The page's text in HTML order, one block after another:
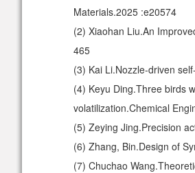
Materials.2025 :e20574
(2) Xiaohan Liu.An
465
(3) Kai Li.Nozzle-driven
(4) Keyu Ding.Three birds
volatilization.Chemical
(5) Zeying Jing.Precision
(6) Zhang, Bin.Design of
(7) Chuchao